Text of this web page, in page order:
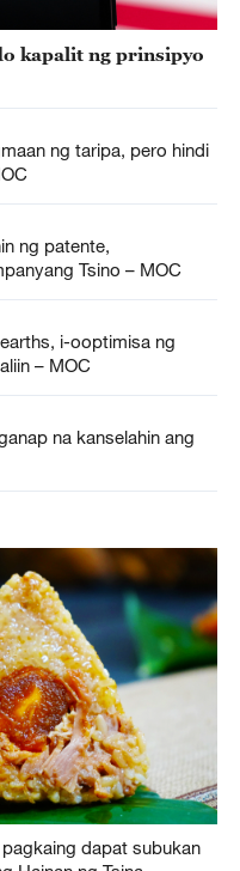
kapalit ng prinsipyo
ng taripa, pero hindi
ng patente,
Tsino – MOC
i-ooptimisa ng
– MOC
na kanselahin ang
dapat subukan